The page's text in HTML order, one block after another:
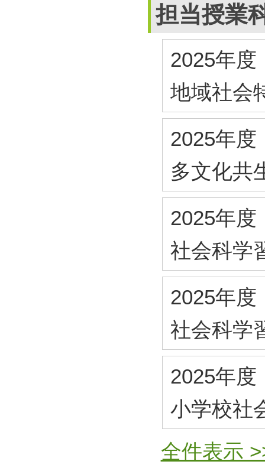
担当授業
2025年度
地域社会
2025年度
多文化共
2025年度
社会科学
2025年度
社会科学
2025年度
小学校社
全件表示